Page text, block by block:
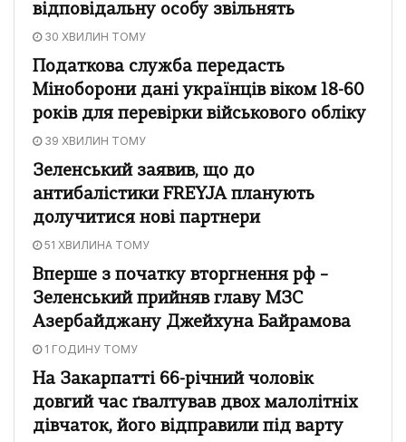
відповідальну особу звільнять
30 ХВИЛИН ТОМУ
Податкова служба передасть
Міноборони дані українців віком 18-60
років для перевірки військового обліку
39 ХВИЛИН ТОМУ
Зеленський заявив, що до
антибалістики FREYJA планують
долучитися нові партнери
51 ХВИЛИНА ТОМУ
Вперше з початку вторгнення рф –
Зеленський прийняв главу МЗС
Азербайджану Джейхуна Байрамова
1 ГОДИНУ ТОМУ
На Закарпатті 66-річний чоловік
довгий час ґвалтував двох малолітніх
дівчаток, його відправили під варту